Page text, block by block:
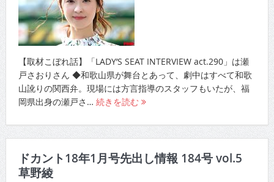
【取材こぼれ話】「LADY’S SEAT INTERVIEW act.290」は瀬
戸さおりさん ◆和歌山県が舞台とあって、劇中はすべて和歌
山訛りの関西弁。現場には方言指導のスタッフもいたが、福
岡県出身の瀬戸さ… 続きを読む
ドカント18年1月号先出し情報 184号 vol.5
草野綾